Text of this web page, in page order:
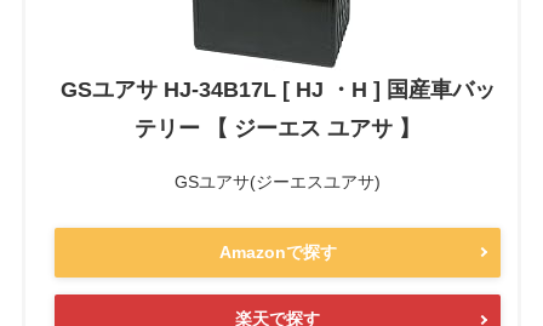
GSユアサ HJ-34B17L [ HJ ・H ] 国産車バッ
テリー 【 ジーエス ユアサ 】
GSユアサ(ジーエスユアサ)
Amazonで探す
楽天で探す